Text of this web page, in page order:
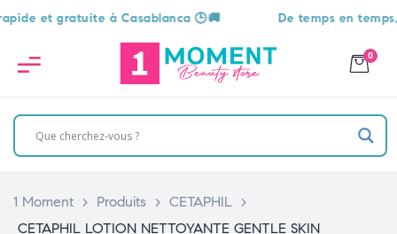
et gratuite à Casablanca 🕒🚚 De temps en temps,
0
1 Moment > Produits > CETAPHIL >
CETAPHIL LOTION NETTOYANTE GENTLE SKIN